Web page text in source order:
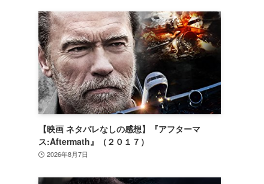
【映画 ネタバレなしの感想】『アフターマ
ス:Aftermath』（２０１７）
2026年8月7日